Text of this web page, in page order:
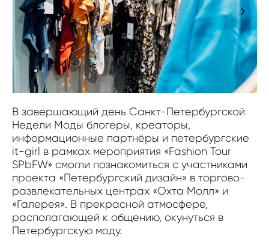
В завершающий день Санкт-Петербургской
Недели Моды блогеры, креаторы,
информационные партнёры и петербургские
it-girl в рамках мероприятия «Fashion Tour
SPbFW» смогли познакомиться с участниками
проекта «Петербургский дизайн» в торгово-
развлекательных центрах «Охта Молл» и
«Галерея». В прекрасной атмосфере,
располагающей к общению, окунуться в
Петербургскую моду.